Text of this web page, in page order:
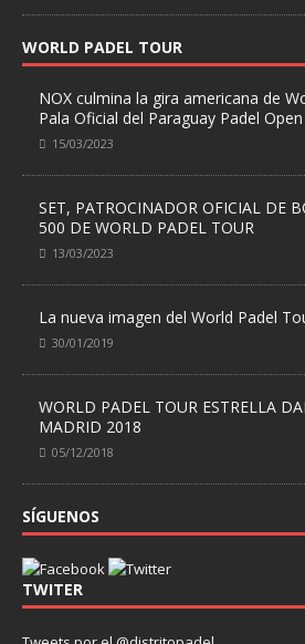
WORLD PADEL TOUR
NOX culmina la gira americana de
Pala Oficial del Paraguay Padel Open
15/03/2023
SET, PATROCINADOR OFICIAL DE
500 DE WORLD PADEL TOUR
13/03/2023
La nueva imagen del World Padel
30/01/2019
WORLD PADEL TOUR ESTRELLA
MADRID 2018
05/12/2018
SÍGUENOS
TWITER